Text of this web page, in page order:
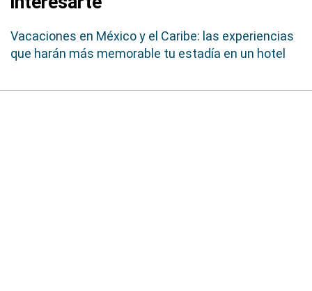
Vacaciones en México y el Caribe: las experiencias
que harán más memorable tu estadía en un hotel